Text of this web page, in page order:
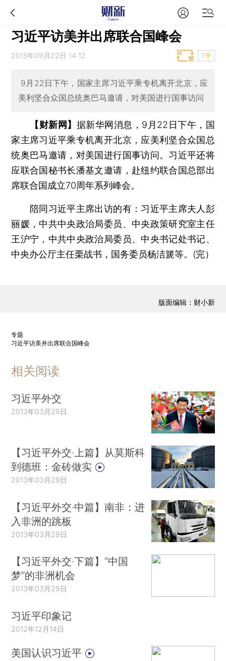
习近平访美并出席联合国峰会
2015年09月22日 14:12 T中
9月22日下午，国家主席习近平乘专机离开北京，应
美利坚合众国总统奥巴马邀请，对美国进行国事访问
【财新网】 据新华网消息，9月22日下午，国
家主席习近平乘专机离开北京，应美利坚合众国总
统奥巴马邀请，对美国进行国事访问。习近平还将
应联合国秘书长潘基文邀请，赴纽约联合国总部出
席联合国成立70周年系列峰会。
陪同习近平主席出访的有：习近平主席夫人彭
丽媛，中共中央政治局委员、中央政策研究室主任
王沪宁，中共中央政治局委员、中央书记处书记、
中央办公厅主任栗战书，国务委员杨洁篪等。(完）
版面编辑：财小新
专题
习近平访美并出席联合国峰会
相关阅读
习近平外交
2013年03月29日
【习近平外交·上篇】从莫斯科
到德班：金砖做实
2013年03月29日
【习近平外交·中篇】南非：进
入非洲的跳板
2013年03月29日
【习近平外交·下篇】“中国
梦”的非洲机会
2013年03月29日
习近平印象记
2012年12月14日
美国认识习近平